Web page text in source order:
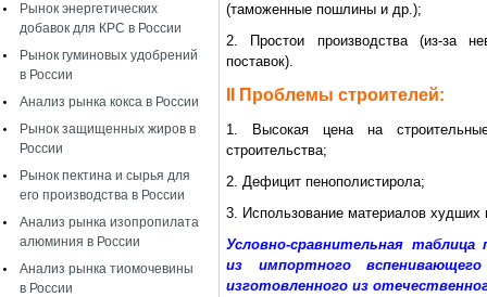
Рынок энергетических
добавок для КРС в России
Рынок гуминовых удобрений
в России
Анализ рынка кокса в России
Рынок защищенных жиров в
России
Рынок пектина и сырья для
его производства в России
Анализ рынка изопропилата
алюминия в России
Анализ рынка тиомочевины
в России
(таможенные пошлины и др.);
2. Простои производства (из-за
поставок).
II Проблемы строителей:
1. Высокая цена на
строительства;
2. Дефицит пенополистирола;
3. Использование материалов худших
Условно-сравнительная таблица
из импортного
изготовленного из